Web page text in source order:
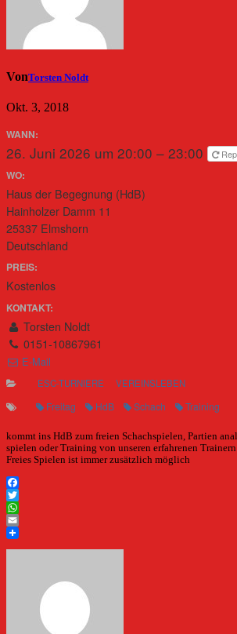
VonTorsten Noldt
Okt. 3, 2018
WANN:
26. Juni 2026 um 20:00 – 23:00
WO:
Haus der Begegnung (HdB)
Hainholzer Damm 11
25337 Elmshorn
Deutschland
PREIS:
Kostenlos
KONTAKT:
Torsten Noldt
0151-10867961
E-Mail
ESC-TURNIERE VEREINSLEBEN
Freitag HdB Schach Training
kommt ins HdB zum freien Schachspielen, Partien
spielen oder Training von unseren erfahrenen
Freies Spielen ist immer zusätzlich möglich
Facebook
Twitter
WhatsApp
Email